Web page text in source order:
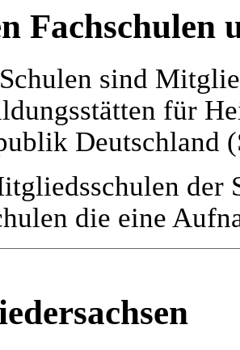
Fachschulen
sind
für
Deutschland
der
die eine